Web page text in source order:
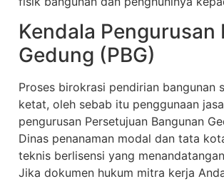
Kendala
Gedung (PBG)
Proses birokrasi pendirian bangunan
ketat, oleh sebab itu penggunaan
pengurusan Persetujuan Bangunan
Dinas penanaman modal dan tata
teknis berlisensi yang
Jika dokumen hukum mitra kerja